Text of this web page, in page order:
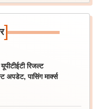
]
रिजल्ट
पासिंग मार्क्स